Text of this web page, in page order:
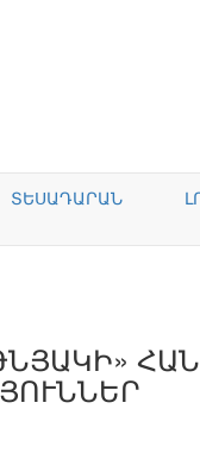
ՏԵՍԱԴԱՐԱՆ